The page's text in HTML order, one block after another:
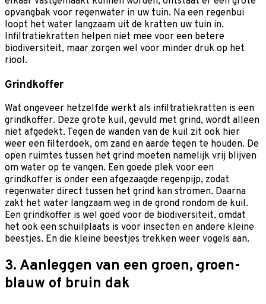
opvangbak voor regenwater in uw tuin. Na een regenbui
loopt het water langzaam uit de kratten uw tuin in.
Infiltratiekratten helpen niet mee voor een betere
biodiversiteit, maar zorgen wel voor minder druk op het
riool.
Grindkoffer
Wat ongeveer hetzelfde werkt als infiltratiekratten is een
grindkoffer. Deze grote kuil, gevuld met grind, wordt alleen
niet afgedekt. Tegen de wanden van de kuil zit ook hier
weer een filterdoek, om zand en aarde tegen te houden. De
open ruimtes tussen het grind moeten namelijk vrij blijven
om water op te vangen. Een goede plek voor een
grindkoffer is onder een afgezaagde regenpijp, zodat
regenwater direct tussen het grind kan stromen. Daarna
zakt het water langzaam weg in de grond rondom de kuil.
Een grindkoffer is wel goed voor de biodiversiteit, omdat
het ook een schuilplaats is voor insecten en andere kleine
beestjes. En die kleine beestjes trekken weer vogels aan.
3. Aanleggen van een groen, groen-
blauw of bruin dak